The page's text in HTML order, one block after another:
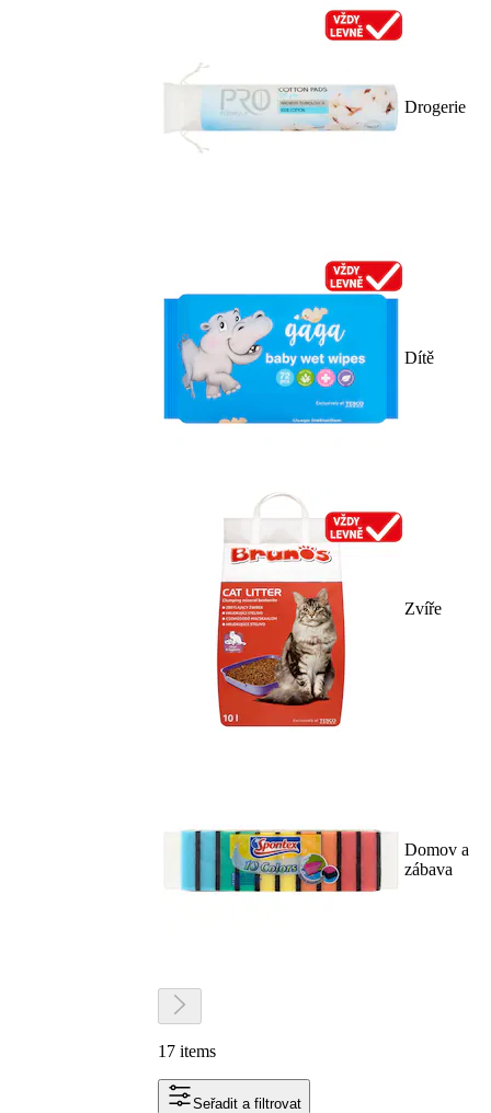
Drogerie
Dítě
Zvíře
Domov a
zábava
17 items
Seřadit a filtrovat